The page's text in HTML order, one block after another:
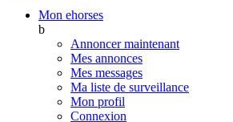
Mon ehorses
b
Annoncer maintenant
Mes annonces
Mes messages
Ma liste de surveillance
Mon profil
Connexion